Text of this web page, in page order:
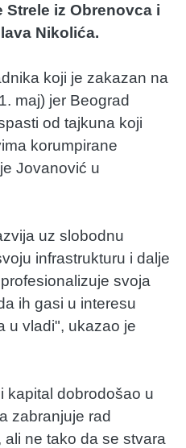
Strele iz Obrenovca i
Nikolića.
koji je zakazan na
maj) jer Beograd
od tajkuna koji
korumpirane
Jovanović u
uz slobodnu
infrastrukturu i dalje
svoja
ih gasi u interesu
u vladi", ukazao je
kapital dobrodošao u
zabranjuje rad
ne tako da se stvara